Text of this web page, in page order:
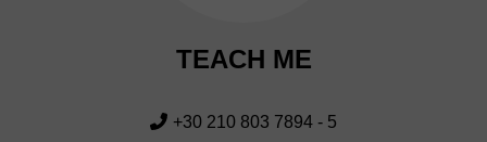
TEACH ME
+30 210 803 7894 - 5